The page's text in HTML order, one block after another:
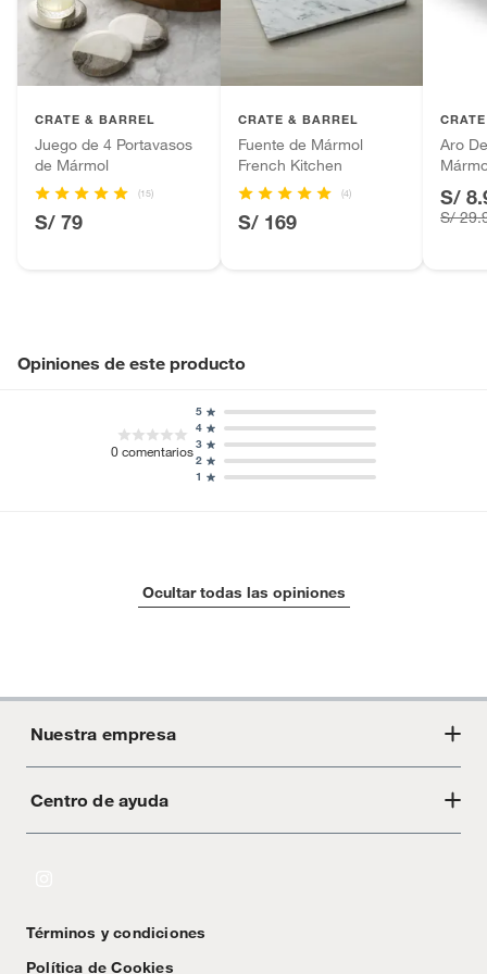
Ancho 25cm
Tipo de adorno
Productos hechos a medida.
Pinturas de color a pedido.
Plantas.
Productos que hayan sido previamente instalados.
Baterías de auto.
Motocicletas y bicicletas motorizadas.
Licores y cigarros electrónicos.
CRATE & BARREL
Juego de 4 Portavasos
de Mármol
(15)
S/ 79
CRATE & BARREL
Fuente de Mármol
French Kitchen
(4)
S/ 169
Aro
S/
S/
Opiniones de este producto
0comentarios
1
2
3
4
5
Ocultar todas las opiniones
Nuestra empresa
Acerca de Crate
Centro de ayuda
Textos Legales
Términos y condiciones
Política de Cookies